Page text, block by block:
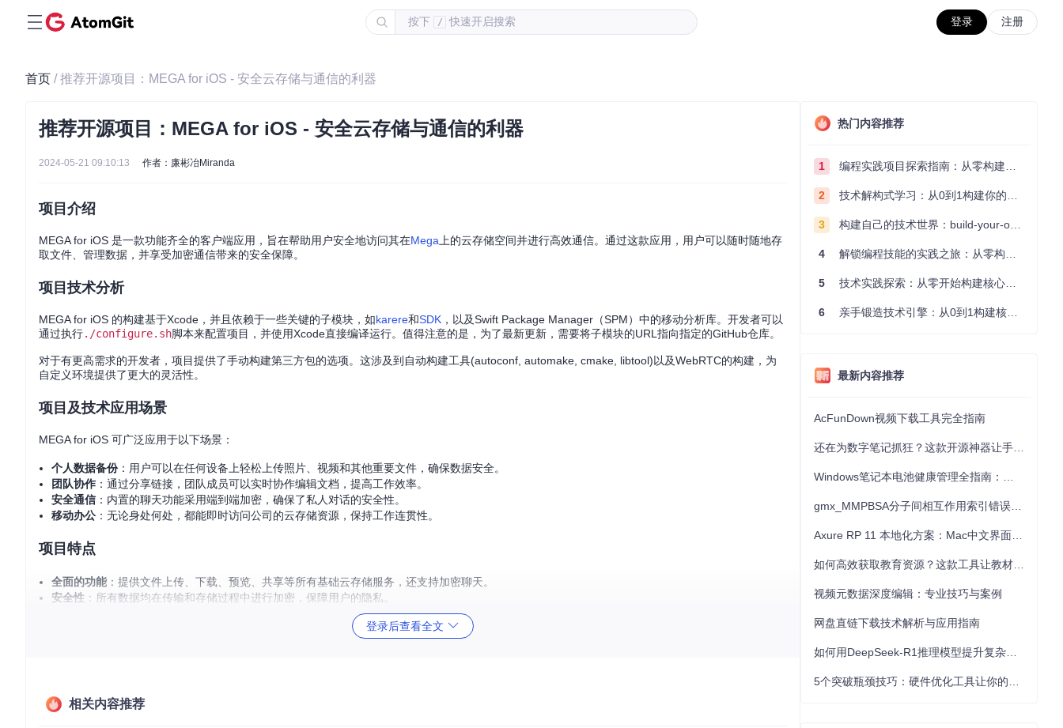
按下 / 快速开启搜索 登录 注册
首页 / 推荐开源项目：MEGA for iOS - 安全云存储与通信的利器
推荐开源项目：MEGA for iOS - 安全云存储与通信的利器
2024-05-21 09:10:13 作者：廉彬冶Miranda
项目介绍
MEGA for iOS 是一款功能齐全的客户端应用，旨在帮助用户安全地访问其在Mega 上的云存储空间并进行高效通信。通过这款应用，用户可以随时随地存
取文件、管理数据，并享受加密通信带来的安全保障。
项目技术分析
MEGA for iOS 的构建基于Xcode，并且依赖于一些关键的子模块，如karere和SDK ，以及Swift Package Manager（SPM）中的移动分析库。开发者可以
通过执行./configure.sh脚本来配置项目，并使用Xcode直接编译运行。值得注意的是，为了最新更新，需要将子模块的URL指向指定的GitHub仓库。
对于有更高需求的开发者，项目提供了手动构建第三方包的选项。这涉及到自动构建工具(autoconf, automake, cmake, libtool)以及WebRTC的构建，为
自定义环境提供了更大的灵活性。
项目及技术应用场景
MEGA for iOS 可广泛应用于以下场景：
个人数据备份：用户可以在任何设备上轻松上传照片、视频和其他重要文件，确保数据安全。
团队协作 ：通过分享链接，团队成员可以实时协作编辑文档，提高工作效率。
安全通信 ：内置的聊天功能采用端到端加密，确保了私人对话的安全性。
移动办公 ：无论身处何处，都能即时访问公司的云存储资源，保持工作连贯性。
项目特点
全面的功能：提供文件上传、下载、预览、共享等所有基础云存储服务，还支持加密聊天。
安全性 ：所有数据均在传输和存储过程中进行加密，保障用户的隐私。
：作为iOS版本，与其他Mega客户端兼容，实现多平台无缝切换。
：通过TestFlight参与测试计划，始终能获得最新的软件更新和改进。
登录后查看全文
相关内容推荐
热门内容推荐
1 编程实践项目探索指南：从零构建技术能力体系
2 技术解构式学习：从0到1构建你的编程知识体系
3 构建自己的技术世界：build-your-own-x项目的实践探索指南
4 解锁编程技能的实践之旅：从零构建你的技术世界
5 技术实践探索：从零开始构建核心系统的实践指南
6 亲手锻造技术引擎：从0到1构建核心系统的实践指南
最新内容推荐
AcFunDown视频下载工具完全指南
视频元数据深度编辑：专业技巧与案例
网盘直链下载技术解析与应用指南